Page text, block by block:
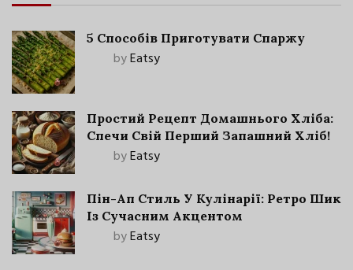
5 Способів Приготувати Спаржу
byEatsy
Простий Рецепт Домашнього Хліба:
Спечи Свій Перший Запашний Хліб!
byEatsy
Пін-Ап Стиль У Кулінарії: Ретро Шик
Із Сучасним Акцентом
byEatsy